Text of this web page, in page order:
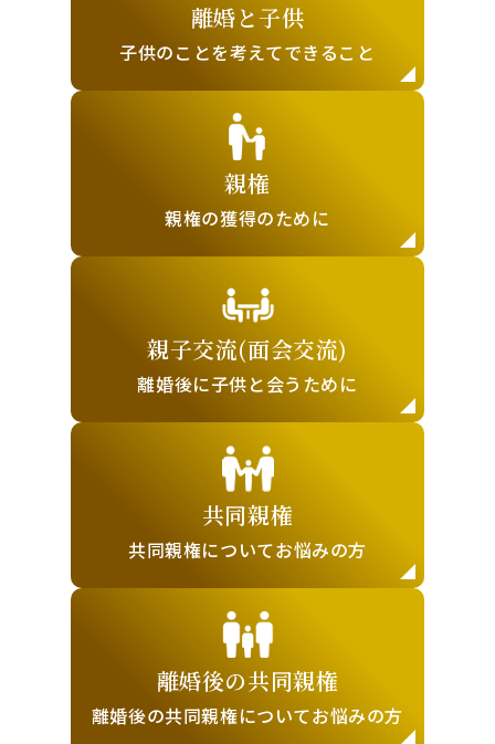
離婚と子供
子供のことを考えてできること
親権
親権の獲得のために
親子交流(面会交流)
離婚後に子供と会うために
共同親権
共同親権についてお悩みの方
離婚後の共同親権
離婚後の共同親権についてお悩みの方